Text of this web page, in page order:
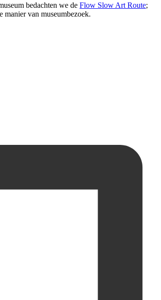
bedachten we de Flow Slow Art Route;
van museumbezoek.